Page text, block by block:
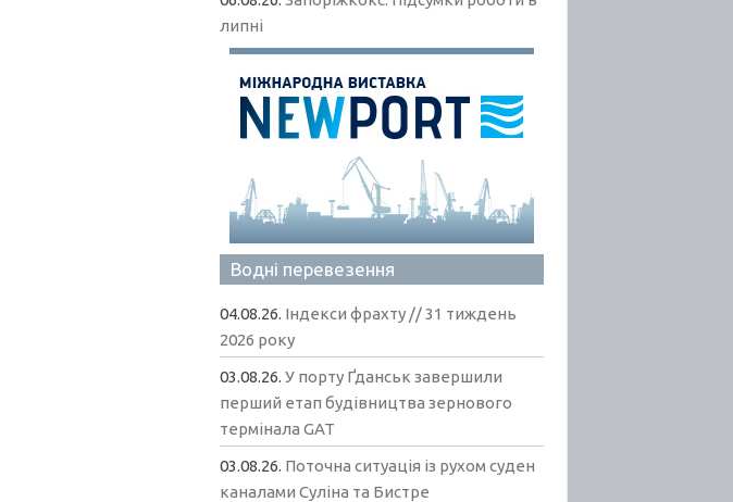
липні
Водні перевезення
04.08.26. Індекси фрахту // 31 тиждень
2026 року
03.08.26.У порту Ґданськ завершили
перший етап будівництва зернового
термінала GAT
03.08.26. Поточна ситуація із рухом суден
каналами Суліна та Бистре